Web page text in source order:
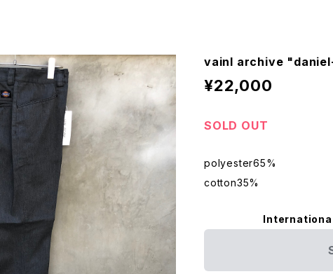
vainl archive
¥22,000
SOLD OUT
polyester65%
cotton35%